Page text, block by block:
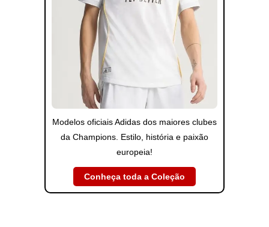
Modelos oficiais Adidas dos maiores clubes
da Champions. Estilo, história e paixão
europeia!
Conheça toda a Coleção